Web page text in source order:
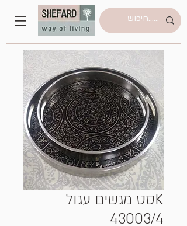
Kסט מגשים עגול
43003/4